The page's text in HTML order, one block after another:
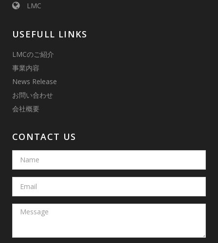
LMC
USEFULL LINKS
LMCのご紹介
事業内容
News Release
お問い合わせ
会社概要
CONTACT US